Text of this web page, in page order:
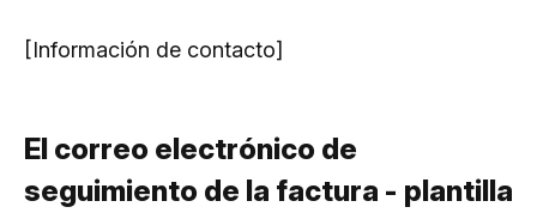
[Información de contacto]
El correo electrónico de
seguimiento de la factura - plantilla